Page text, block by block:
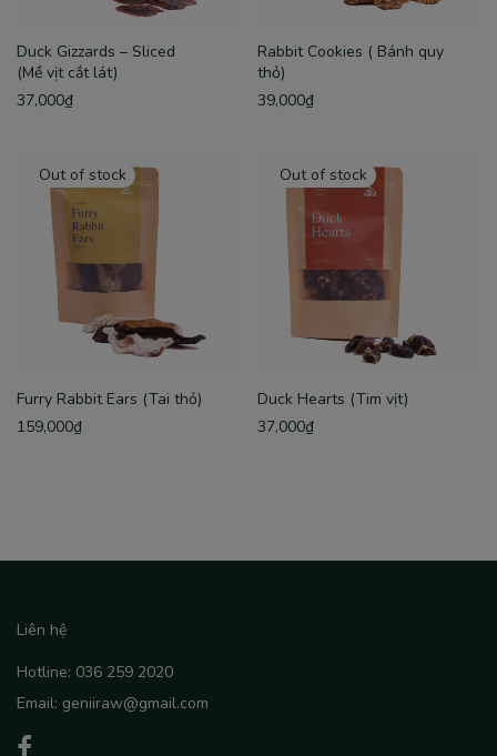
Duck Gizzards – Sliced
(Mề vịt cắt lát)
37,000₫
Rabbit Cookies ( Bánh quy
thỏ)
39,000₫
Furry Rabbit Ears (Tai thỏ)
159,000₫
Duck Hearts (Tim vịt)
37,000₫
Liên hệ
Hotline: 036 259 2020
Email: geniiraw@gmail.com